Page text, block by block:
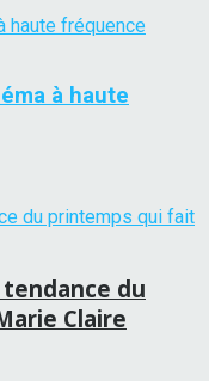
à haute
du
Claire